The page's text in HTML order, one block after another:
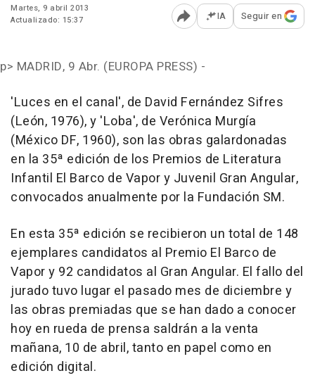
Martes, 9 abril 2013
Actualizado: 15:37
Abrir opciones para
IA Seguir en
p> MADRID, 9 Abr. (EUROPA PRESS) -
'Luces en el canal', de David Fernández Sifres
(León, 1976), y 'Loba', de Verónica Murgía
(México DF, 1960), son las obras galardonadas
en la 35ª edición de los Premios de Literatura
Infantil El Barco de Vapor y Juvenil Gran Angular,
convocados anualmente por la Fundación SM.
En esta 35ª edición se recibieron un total de 148
ejemplares candidatos al Premio El Barco de
Vapor y 92 candidatos al Gran Angular. El fallo del
jurado tuvo lugar el pasado mes de diciembre y
las obras premiadas que se han dado a conocer
hoy en rueda de prensa saldrán a la venta
mañana, 10 de abril, tanto en papel como en
edición digital.